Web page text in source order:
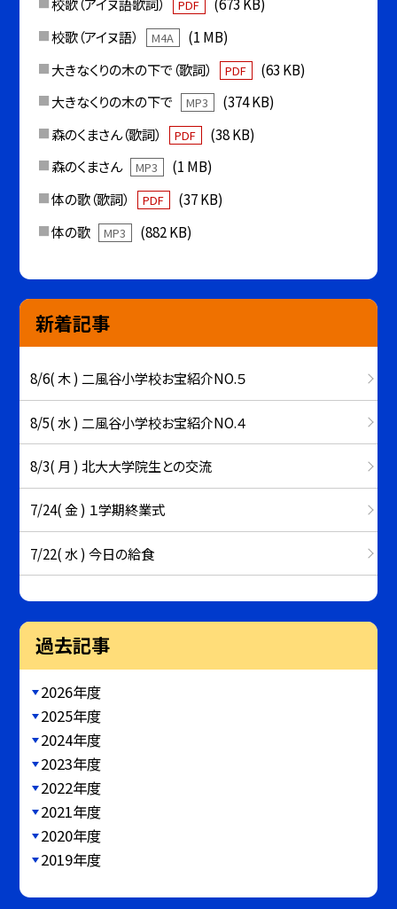
PDF
校歌（アイヌ語）
M4A
(1 MB)
大きなくりの木の下で（歌詞）
PDF
(63 KB)
大きなくりの木の下で
MP3
(374 KB)
森のくまさん（歌詞）
PDF
(38 KB)
森のくまさん
MP3
(1 MB)
体の歌（歌詞）
PDF
(37 KB)
体の歌
MP3 (882 KB)
新着記事
8/6( 木 ) 二風谷小学校お宝紹介NO.５
8/5( 水 ) 二風谷小学校お宝紹介NO.４
8/3( 月 ) 北大大学院生との交流
7/24( 金 ) １学期終業式
7/22( 水 ) 今日の給食
過去記事
2026年度
2025年度
2024年度
2023年度
2022年度
2021年度
2020年度
2019年度